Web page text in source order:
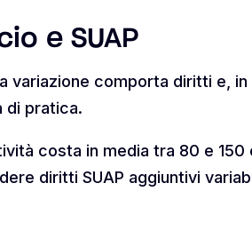
e SUAP
variazione comporta diritti e, in
di pratica.
costa in media tra 80 e
diritti SUAP aggiuntivi